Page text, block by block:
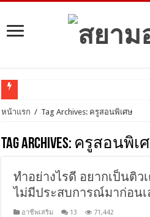
หน้าแรก / Tag Archives: ครูสอนพิเศษ
Tag Archives: ครูสอนพิเ
ทำอย่างไรดี อยากเป็นติว
ไม่มีประสบการณ์มาก่อนเ
อาชีพเสริม 13 71,442